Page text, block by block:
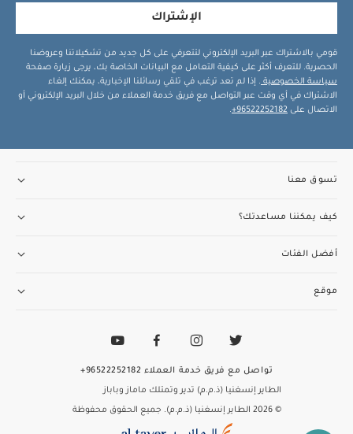
الإشتراك
قومي بالاشتراك عبر البريد الإلكتروني لتتعرفي على كل جديد من تشكيلاتنا وعروضنا
الحصرية. للتعرف أكثر على كيفية التعامل مع البيانات الخاصة بك، يرجى زيارة صفحة
سياسة الخصوصية . إذا لم تعد ترغب في تلقي رسائلنا الإخبارية، يمكنك إلغاء
الاشتراك في أي وقت عبر التواصل مع فريق خدمة العملاء من خلال البريد الإلكتروني أو
الاتصال على 96522252182+
.
تسوق معنا
كيف يمكننا مساعدتك؟
أفضل الفئات
موقع
الطاير إنسغنيا (ذ.م.م) تدير وتمتلك ماماز وباباز
© 2026 الطاير إنسغنيا (ذ.م.م). جميع الحقوق محفوظة
تواصل مع فريق خدمة العملاء 96522252182+